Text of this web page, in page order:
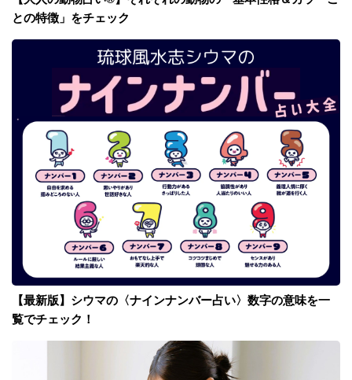
との特徴」をチェック
【最新版】シウマの〈ナインナンバー占い〉数字の意味を一
覧でチェック！